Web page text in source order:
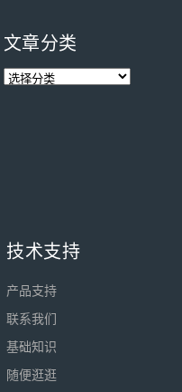
文章分类
技术支持
产品支持
联系我们
基础知识
随便逛逛